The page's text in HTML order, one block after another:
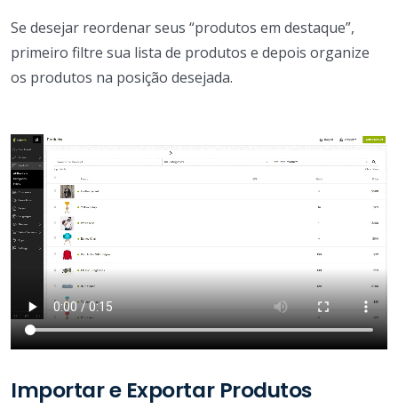
Se desejar reordenar seus “produtos em destaque”,
primeiro filtre sua lista de produtos e depois organize
os produtos na posição desejada.
Importar e Exportar Produtos